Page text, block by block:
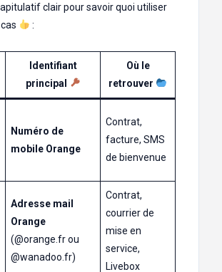
clair pour savoir quoi utiliser
:
Identifiant
principal
Où le
retrouver
Numéro de
mobile Orange
Contrat,
facture, SMS
de bienvenue
Adresse mail
Orange
(@orange.fr ou
@wanadoo.fr)
Contrat,
courrier de
mise en
service,
Livebox